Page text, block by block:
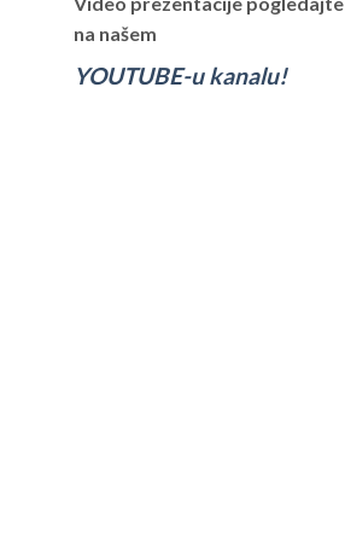
na našem
YOUTUBE-u kanalu!